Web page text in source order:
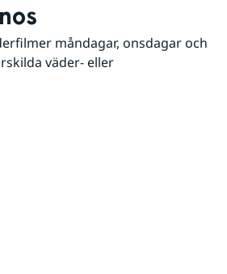
måndagar, onsdagar och
väder- eller